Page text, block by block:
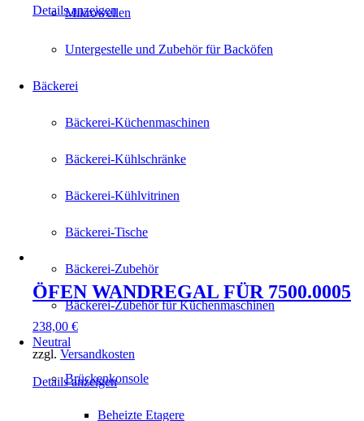
Mikrowellen
Untergestelle und Zubehör für Backöfen
Bäckerei
Bäckerei-Küchenmaschinen
Bäckerei-Kühlschränke
Bäckerei-Kühlvitrinen
Bäckerei-Tische
Bäckerei-Zubehör
Bäckerei-Zubehör für Küchenmaschinen
Neutral
Brückenkonsole
Beheizte Etagere
Details anzeigen
ÖFEN WANDREGAL FÜR 7500.0005
238,00 €
zzgl. Versandkosten
Details anzeigen